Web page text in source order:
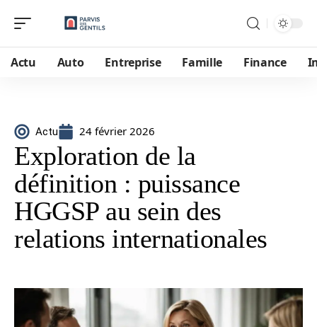
Actu Auto Entreprise Famille Finance
Actu 24 février 2026
Exploration de la
définition : puissance
HGGSP au sein des
relations internationales